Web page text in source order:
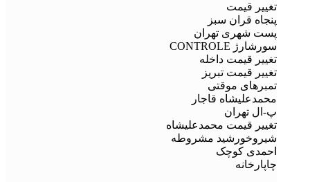
تغییر قیمت
پنجاه قران سبز
پست شهری تهران
سورشارژ CONTROLE
تغییر قیمت داخله
تغییر قیمت تبریز
تمبرهای موقتی
محمدعلیشاه قاجار
پ-ال تهران
تغییر قیمت محمدعلیشاه
شیروخورشید مشروطه
احمدی کوچک
چاپارخانه